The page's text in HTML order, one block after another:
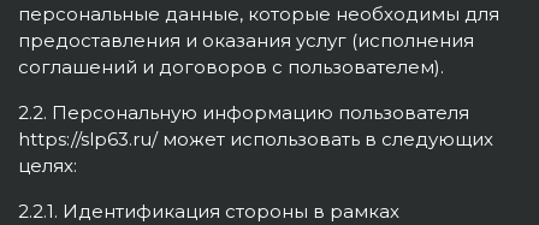
персональные данные, которые необходимы для
предоставления и оказания услуг (исполнения
соглашений и договоров с пользователем).
2.2. Персональную информацию пользователя
https://slp63.ru/ может использовать в следующих
целях:
2.2.1. Идентификация стороны в рамках